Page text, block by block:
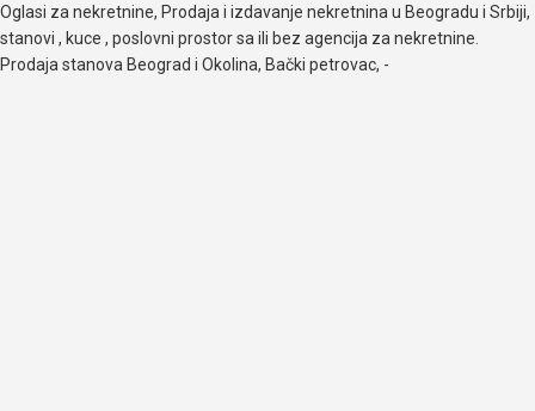
Oglasi za nekretnine, Prodaja i izdavanje nekretnina u Beogradu i Srbiji,
stanovi , kuce , poslovni prostor sa ili bez agencija za nekretnine.
Prodaja stanova Beograd i Okolina, Bački petrovac, -